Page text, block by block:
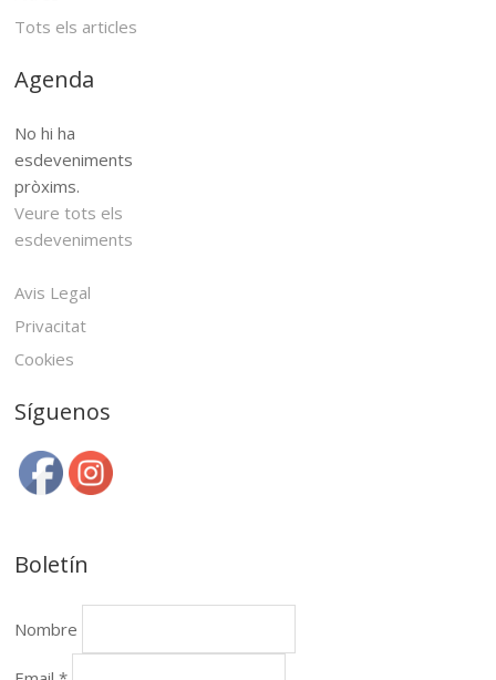
Tots els articles
Agenda
No hi ha
esdeveniments
pròxims.
Veure tots els
esdeveniments
Avis Legal
Privacitat
Cookies
Síguenos
Boletín
Nombre